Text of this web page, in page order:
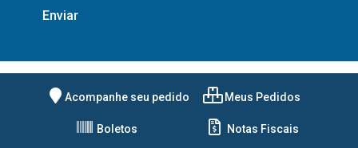
Acompanhe seu pedido Meus Pedidos
Boletos Notas Fiscais